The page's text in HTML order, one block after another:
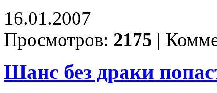
16.01.2007
Просмотров: 2175 |
Шанс без драки